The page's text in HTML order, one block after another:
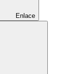
Enlace